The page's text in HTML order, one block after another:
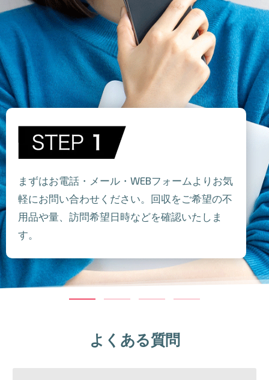
まずはお電話・メール・WEBフォームよりお気
軽にお問い合わせください。回収をご希望の不
用品や量、訪問希望日時などを確認いたしま
す。
よくある質問